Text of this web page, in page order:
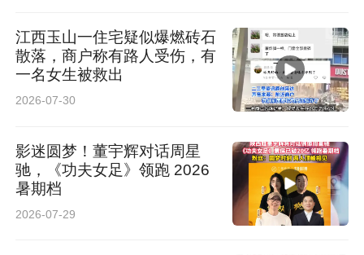
江西玉山一住宅疑似爆燃砖石
散落，商户称有路人受伤，有
一名女生被救出
2026-07-30
影迷圆梦！董宇辉对话周星
驰，《功夫女足》领跑 2026
暑期档
2026-07-29